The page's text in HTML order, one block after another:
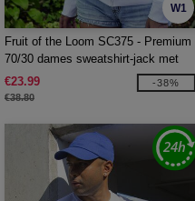
W1
Fruit of the Loom SC375 - Premium
70/30 dames sweatshirt-jack met
capuchon
€23.99
€38.80
-38%